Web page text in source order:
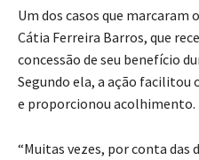
Um dos casos que marcaram
Cátia Ferreira Barros, que
concessão de seu benefício
Segundo ela, a ação facilitou
e proporcionou acolhimento.
“Muitas vezes, por conta das